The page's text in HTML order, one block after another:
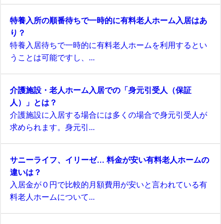
特養入所の順番待ちで一時的に有料老人ホーム入居はあ
り？
特養入居待ちで一時的に有料老人ホームを利用するとい
うことは可能ですし、...
介護施設・老人ホーム入居での「身元引受人（保証
人）」とは？
介護施設に入居する場合には多くの場合で身元引受人が
求められます。身元引...
サニーライフ、イリーゼ… 料金が安い有料老人ホームの
違いは？
入居金が０円で比較的月額費用が安いと言われている有
料老人ホームについて...